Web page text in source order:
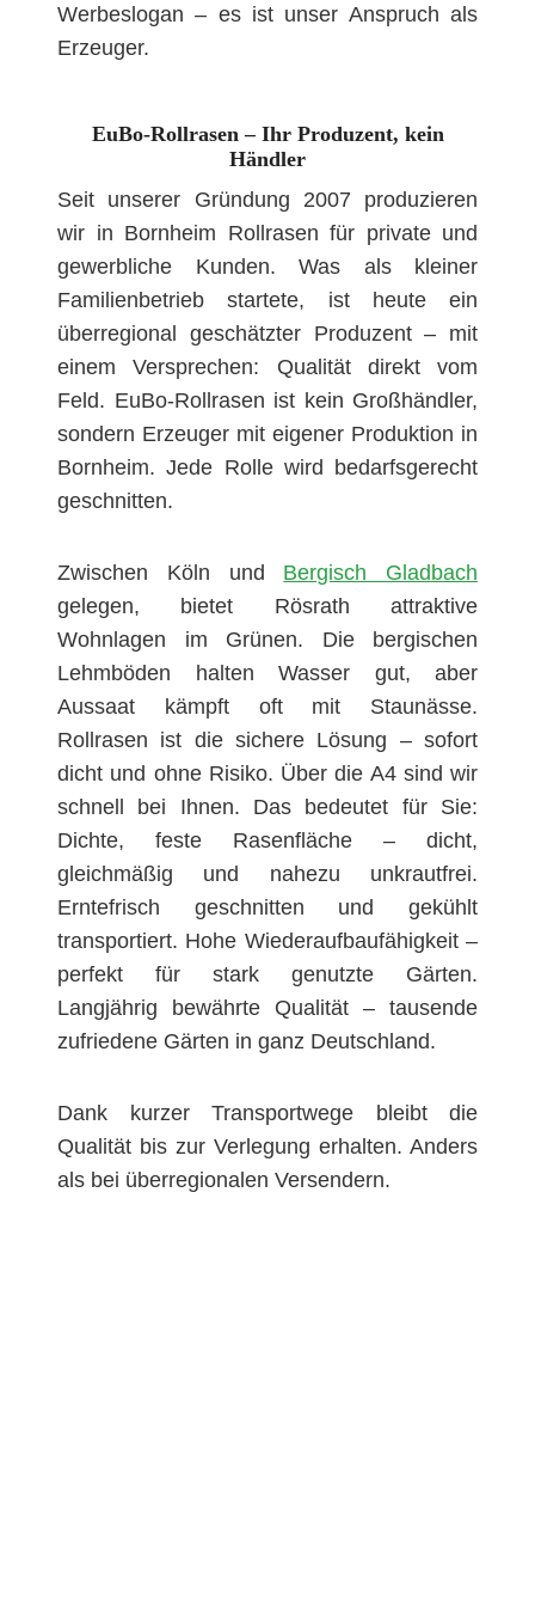
Werbeslogan – es ist unser Anspruch als
Erzeuger.
EuBo-Rollrasen – Ihr Produzent, kein
Händler
Seit unserer Gründung 2007 produzieren
wir in Bornheim Rollrasen für private und
gewerbliche Kunden. Was als kleiner
Familienbetrieb startete, ist heute ein
überregional geschätzter Produzent – mit
einem Versprechen: Qualität direkt vom
Feld. EuBo-Rollrasen ist kein Großhändler,
sondern Erzeuger mit eigener Produktion in
Bornheim. Jede Rolle wird bedarfsgerecht
geschnitten.
Zwischen Köln und Bergisch Gladbach
gelegen, bietet Rösrath attraktive
Wohnlagen im Grünen. Die bergischen
Lehmböden halten Wasser gut, aber
Aussaat kämpft oft mit Staunässe.
Rollrasen ist die sichere Lösung – sofort
dicht und ohne Risiko. Über die A4 sind wir
schnell bei Ihnen. Das bedeutet für Sie:
Dichte, feste Rasenfläche – dicht,
gleichmäßig und nahezu unkrautfrei.
Erntefrisch geschnitten und gekühlt
transportiert. Hohe Wiederaufbaufähigkeit –
perfekt für stark genutzte Gärten.
Langjährig bewährte Qualität – tausende
zufriedene Gärten in ganz Deutschland.
Dank kurzer Transportwege bleibt die
Qualität bis zur Verlegung erhalten. Anders
als bei überregionalen Versendern.